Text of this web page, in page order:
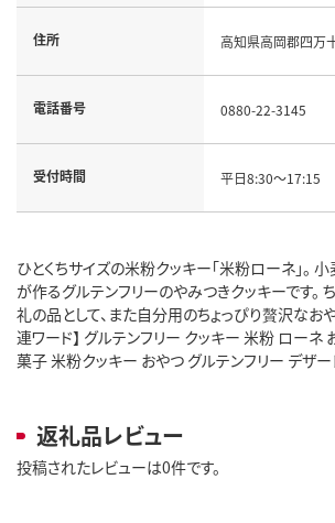
住所 高知県高岡郡四万
電話番号 0880-22-3145
受付時間 平日8:30～17:15
ひとくちサイズの米粉クッキー「米粉ローネ」。
が作るグルテンフリーのやみつきクッキーです。
礼の品として、また自分用のちょっぴり贅沢なお
連ワード】 グルテンフリー クッキー 米粉 ローネ
菓子 米粉クッキー おやつ グルテンフリー デザ
返礼品レビュー
投稿されたレビューは0件です。